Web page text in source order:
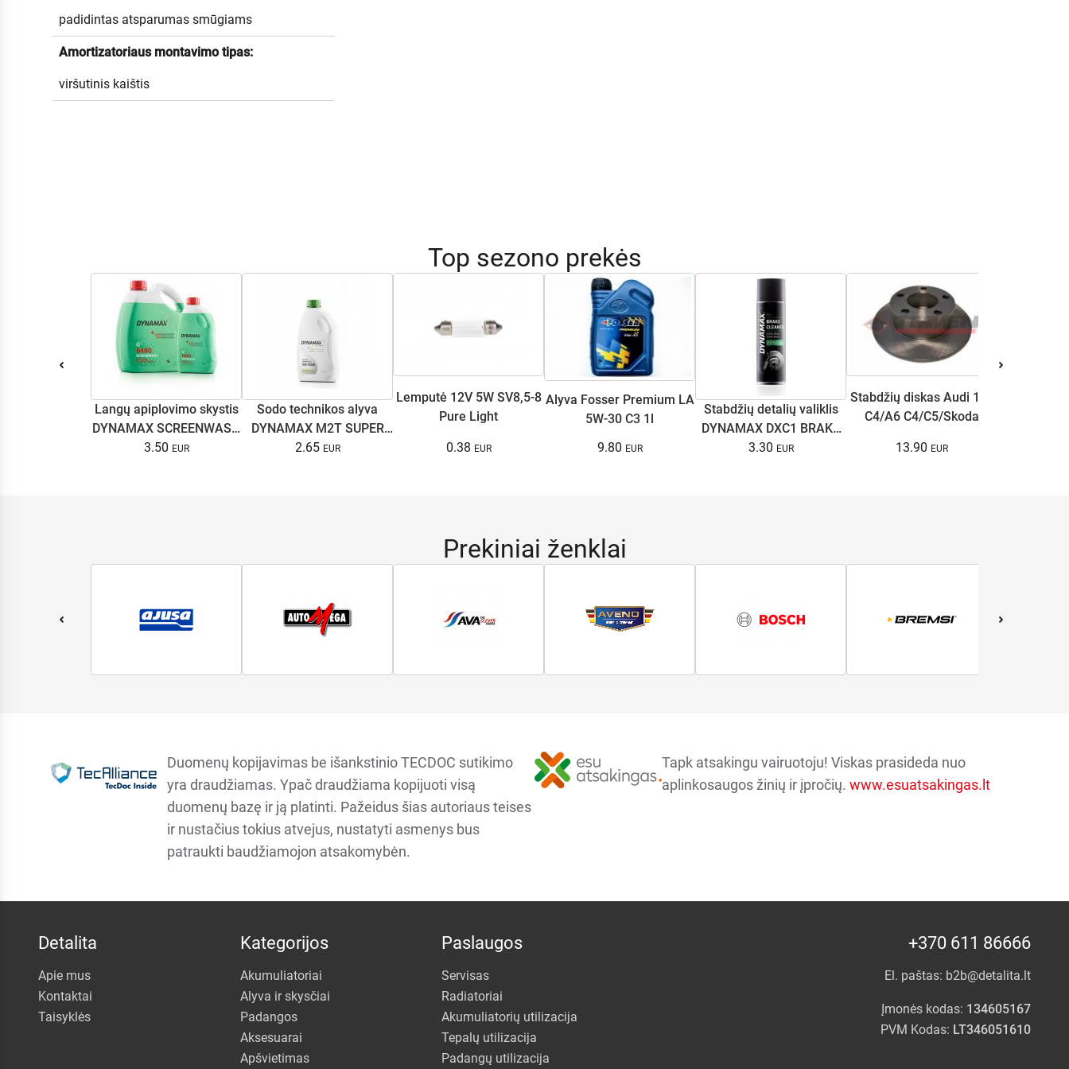
padidintas atsparumas smūgiams
Amortizatoriaus montavimo tipas:
viršutinis kaištis
Top sezono prekės
Langų apiplovimo skystis
DYNAMAX SCREENWASH
NANO 4l
3.50
Sodo technikos alyva
DYNAMAX M2T SUPER
0.5L
2.65
Lemputė 12V 5W SV8,5-8
Pure Light
0.38
Alyva Fosser Premium LA
5W-30 C3 1l
9.80
Stabdžių detalių valiklis
DYNAMAX DXC1 BRAKE
CLEANER 500ml
3.30
Stabdžių diskas Audi 100
C4/A6 C4/C5/Skoda
B5/B5.5 1.6-3.7 90-08
13.90
Prekiniai ženklai
Duomenų kopijavimas be išankstinio TECDOC sutikimo
yra draudžiamas. Ypač draudžiama kopijuoti visą
duomenų bazę ir ją platinti. Pažeidus šias autoriaus teises
ir nustačius tokius atvejus, nustatyti asmenys bus
patraukti baudžiamojon atsakomybėn.
Tapk atsakingu vairuotoju! Viskas prasideda nuo
aplinkosaugos žinių ir įpročių. www.esuatsakingas.lt
Detalita
Apie mus
Kontaktai
Taisyklės
Kategorijos
Akumuliatoriai
Alyva ir skysčiai
Padangos
Aksesuarai
Apšvietimas
Paslaugos
Servisas
Radiatoriai
Akumuliatorių utilizacija
Tepalų utilizacija
Padangų utilizacija
+370 611 86666
El. paštas: b2b@detalita.lt
Įmonės kodas: 134605167
PVM Kodas: LT346051610